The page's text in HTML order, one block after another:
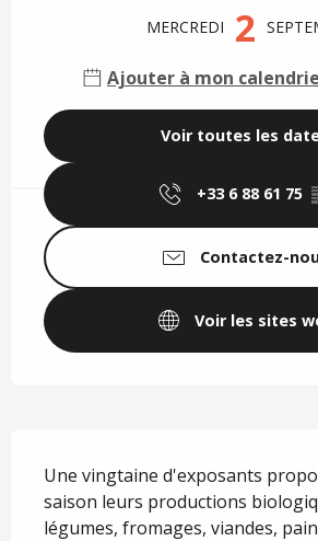
MERCREDI 2
Ajouter à mon
Voir toutes les
+33 6 88 61 75
Contactez-
Voir les sites
Une vingtaine d'exposants
saison leurs productions
légumes, fromages, viandes,